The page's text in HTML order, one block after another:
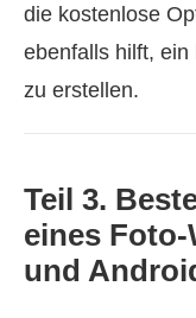
die kostenlose
ebenfalls hilft, ein
zu erstellen.
Teil 3.
eines Foto-
und